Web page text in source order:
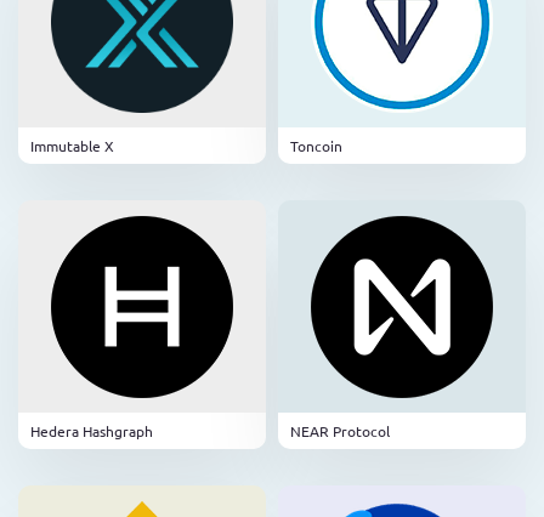
Immutable X Toncoin
Hedera Hashgraph NEAR Protocol